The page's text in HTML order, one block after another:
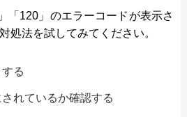
「120」のエラーコードが表示さ
処法を試してみてください。
る
れているか確認する